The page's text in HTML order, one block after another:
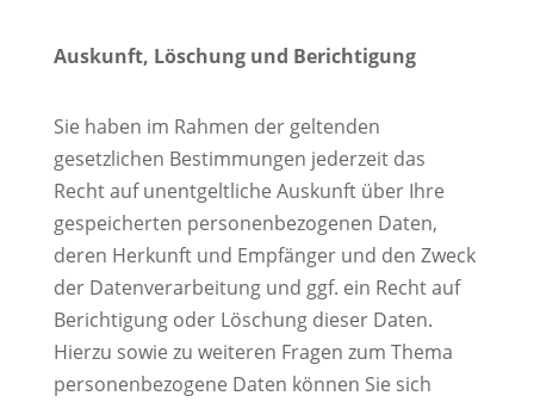
Auskunft, Löschung und Berichtigung
Sie haben im Rahmen der geltenden
gesetzlichen Bestimmungen jederzeit das
Recht auf unentgeltliche Auskunft über Ihre
gespeicherten personenbezogenen Daten,
deren Herkunft und Empfänger und den Zweck
der Datenverarbeitung und ggf. ein Recht auf
Berichtigung oder Löschung dieser Daten.
Hierzu sowie zu weiteren Fragen zum Thema
personenbezogene Daten können Sie sich